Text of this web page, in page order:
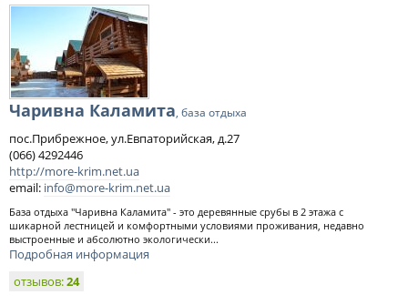
Чаривна Каламита, база отдыха
пос.Прибрежное, ул.Евпаторийская, д.27
(066) 4292446
http://more-krim.net.ua
email: info@more-krim.net.ua
База отдыха "Чаривна Каламита" - это деревянные срубы в 2 этажа с
шикарной лестницей и комфортными условиями проживания, недавно
выстроенные и абсолютно экологически...
Подробная информация
отзывов:24